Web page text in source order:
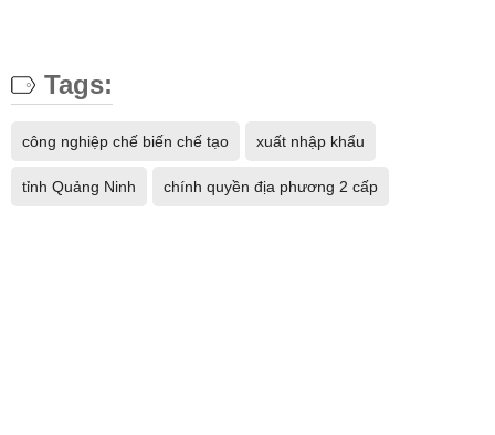
Tags:
công nghiệp chế biến chế tạo xuất nhập khẩu
tỉnh Quảng Ninh chính quyền địa phương 2 cấp